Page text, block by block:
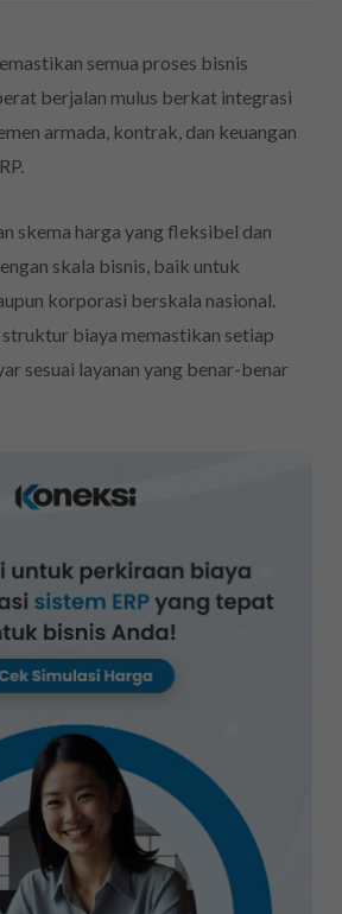
semua proses bisnis
berjalan mulus berkat integrasi
armada, kontrak, dan keuangan
skema harga yang fleksibel dan
skala bisnis, baik untuk
korporasi berskala nasional.
biaya memastikan setiap
sesuai layanan yang benar-benar